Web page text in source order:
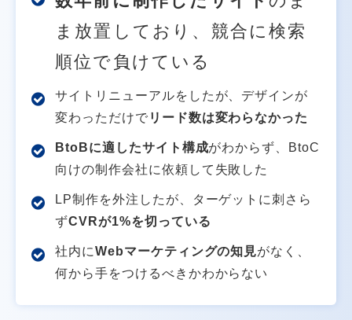
ま放置しており、競合に検索
順位で負けている
サイトリニューアルをしたが、デザインが
変わっただけで リード数は変わらなかった
BtoBに適したサイト構成がわからず、BtoC
向けの制作会社に依頼して失敗した
LP制作を外注したが、ターゲットに刺さら
ずCVRが1%を切っている
社内にWebマーケティングの知見がなく、
何から手をつけるべきかわからない